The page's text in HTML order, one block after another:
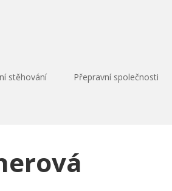
stěhování Přepravní společnosti